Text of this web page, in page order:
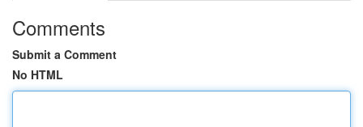
Comments
Submit a Comment
No HTML